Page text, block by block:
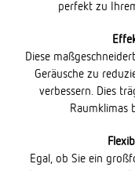
perfekt zu
Diese
Geräusche zu
verbessern. Dies
Raumklimas
Egal, ob Sie ein